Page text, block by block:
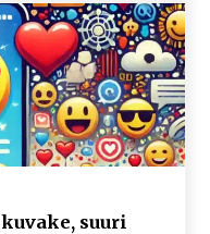
suuri